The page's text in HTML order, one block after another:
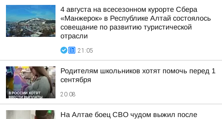
4 августа на всесезонном курорте Сбера
«Манжерок» в Республике Алтай состоялось
совещание по развитию туристической
отрасли
21:05
Родителям школьников хотят помочь перед 1
сентября
20:08
На Алтае боец СВО чудом выжил после